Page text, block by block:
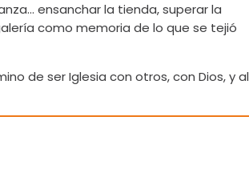
ensanchar la tienda, superar la
como memoria de lo que se tejió
de ser Iglesia con otros, con Dios, y al